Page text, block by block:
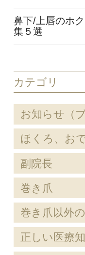
鼻下/上唇のホ
集５選
カテゴリ
お知らせ（
ほくろ、お
副院長
巻き爪
巻き爪以外
正しい医療